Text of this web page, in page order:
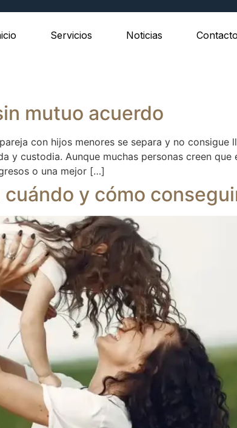
Servicios Noticias Contacto
mutuo acuerdo
con hijos menores se separa y no consigue
y custodia. Aunque muchas personas creen
o una mejor […]
y cómo